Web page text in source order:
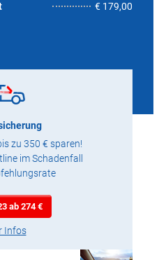
€ 179,00
zu 350 € sparen!
im Schadenfall
ab 274 €
Infos